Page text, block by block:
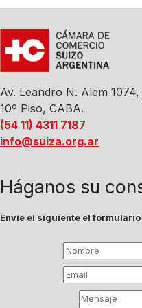
Av. Leandro N. Alem 1074,
10º Piso, CABA.
(54 11) 4311 7187
info@suiza.org.ar
Háganos su
Envíe el siguiente el